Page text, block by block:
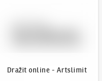
Dražit online - Artslimit